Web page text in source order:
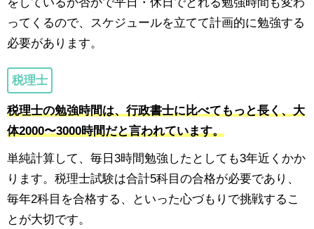
ってくるので、スケジュールを立てて計画的に勉強する
必要があります。
税理士
税理士の勉強時間は、行政書士に比べてもっと長く、大
体2000〜3000時間だと言われています。
単純計算して、毎日3時間勉強したとしても3年近くかか
ります。税理士試験は合計5科目の合格が必要であり、
毎年2科目を合格する、といった心づもりで挑戦するこ
とが大切です。